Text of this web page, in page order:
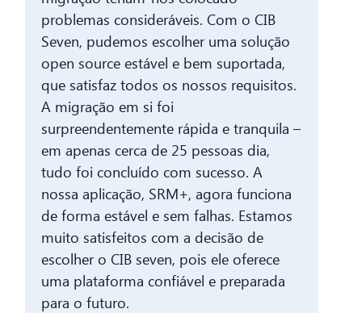
problemas consideráveis. Com o CIB
Seven, pudemos escolher uma solução
open source estável e bem suportada,
que satisfaz todos os nossos requisitos.
A migração em si foi
surpreendentemente rápida e tranquila –
em apenas cerca de 25 pessoas dia,
tudo foi concluído com sucesso. A
nossa aplicação, SRM+, agora funciona
de forma estável e sem falhas. Estamos
muito satisfeitos com a decisão de
escolher o CIB seven, pois ele oferece
uma plataforma confiável e preparada
para o futuro.